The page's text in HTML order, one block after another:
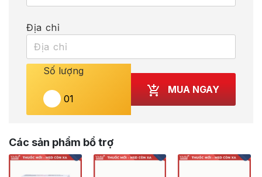
Địa chỉ
Số lượng
MUA NGAY
Các sản phẩm bổ trợ